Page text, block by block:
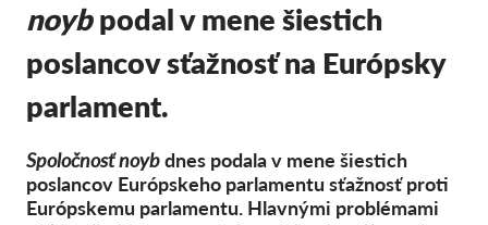
Média
Kontakt
noybpodal v mene šiestich
poslancov sťažnosť na Európsky
parlament.
Spoločnosť noybdnes podala v mene šiestich
poslancov Európskeho parlamentu sťažnosť proti
Európskemu parlamentu. Hlavnými problémami